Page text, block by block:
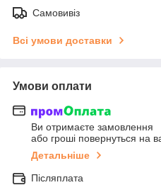
Самовивіз
Всі умови доставки
Умови оплати
Ви отримаєте замовлення
або гроші повернуться на
Детальніше
Післяплата